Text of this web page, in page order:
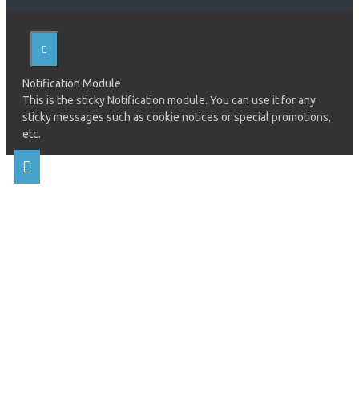
Notification Module
This is the sticky Notification module. You can use it for any
sticky messages such as cookie notices or special promotions,
etc.